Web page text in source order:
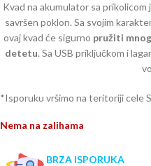
Kvad na akumulator sa prikolicom
savršen poklon. Sa svojim
ovaj kvad će sigurno pružiti
detetu. Sa USB priključkom i
*Isporuku vršimo na teritoriji cele
Nema na zalihama
BRZA ISPORUKA